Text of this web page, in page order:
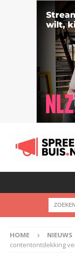
HOME NIEUWS
contentontdekking